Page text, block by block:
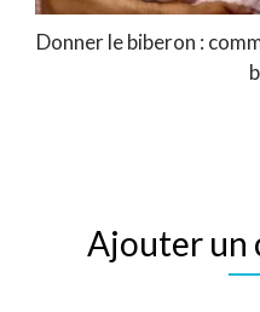
Donner le biberon :
Ajouter un